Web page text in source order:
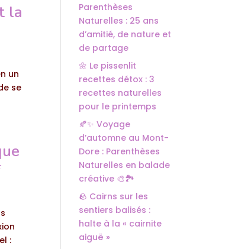
la
un
se
:
Parenthèses
Naturelles : 25 ans
d’amitié, de nature et
de partage
🌼 Le pissenlit
recettes détox : 3
recettes naturelles
pour le printemps
🍂✨ Voyage
d’automne au Mont-
Dore : Parenthèses
Naturelles en balade
créative 🎨🏞️
🪨 Cairns sur les
sentiers balisés :
halte à la « cairnite
aiguë »